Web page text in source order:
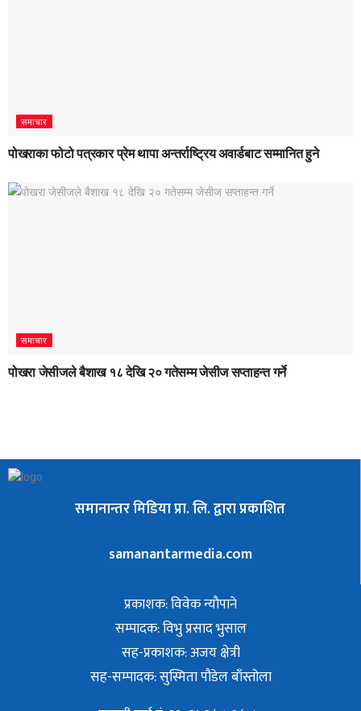
समाचार
पोखराका फोटो पत्रकार प्रेम थापा अन्तर्राष्ट्रिय अवार्डबाट सम्मानित हुने
समाचार
पोखरा जेसीजले बैशाख १८ देखि २० गतेसम्म जेसीज सप्ताहन्त गर्ने
समानान्तर मिडिया प्रा. लि. द्वारा प्रकाशित
samanantarmedia.com
प्रकाशक: विवेक न्याैपाने
सम्पादक: विभु प्रसाद भुसाल
सह-प्रकाशक: अजय क्षेत्री
सह-सम्पादक: सुस्मिता पौडेल बाँस्तोला